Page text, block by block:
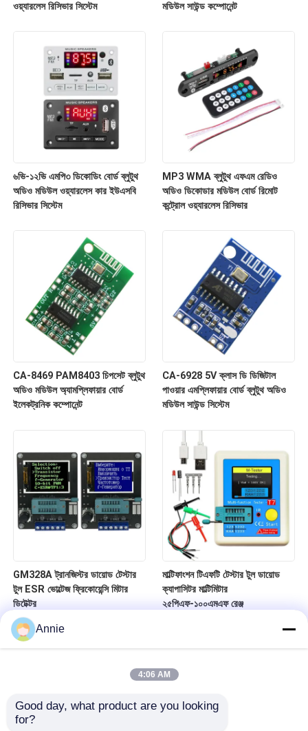
ওয়্যারলেস রিসিভার সিস্টেম
মডিউল সাউন্ড কম্পোনেন্ট
৬ভি-১২ভি এমপি৩ ডিকোডিং বোর্ড ব্লুটুথ
অডিও মডিউল ওয়্যারলেস কার ইউএসবি
রিসিভার সিস্টেম
MP3 WMA ব্লুটুথ এফএম রেডিও
অডিও ডিকোডার মডিউল বোর্ড রিমোট
কন্ট্রোল ওয়্যারলেস রিসিভার
CA-8469 PAM8403 চিপসেট ব্লুটুথ
অডিও মডিউল অ্যামপ্লিফায়ার বোর্ড
ইলেকট্রনিক কম্পোনেন্ট
CA-6928 5V ক্লাস ডি ডিজিটাল
পাওয়ার এমপ্লিফায়ার বোর্ড ব্লুটুথ অডিও
মডিউল সাউন্ড সিস্টেম
GM328A ট্রানজিস্টর ডায়োড টেস্টার
টুল ESR ভোল্টেজ ফ্রিকোয়েন্সি মিটার
ডিটেক্টর
মাল্টিফাংশন টিএফটি টেস্টার টুল ডায়োড
ক্যাপাসিটর মাল্টিমিটার
২৫পিএফ-১০০এমএফ রেঞ্জ
Annie
4:06 AM
Good day, what product are you looking
for?